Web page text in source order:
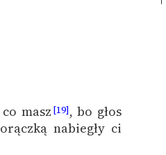
masz [19], bo głos
nabiegły ci